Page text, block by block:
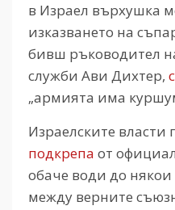
в Израел върхушка
изказването на
бивш ръководител
служби Ави Дихтер,
„армията има
Израелските власти
подкрепа от
обаче води до
между верните